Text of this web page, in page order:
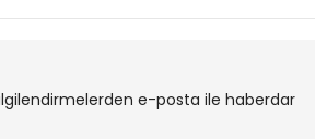
e-posta ile haberdar